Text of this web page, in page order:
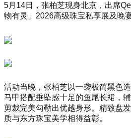
5月14日，张柏芝现身北京，出席
物有灵」2026高级珠宝私享展及晚宴
活动当晚，张柏芝以一袭极简黑色
马甲搭配垂坠感十足的鱼尾长裙，
剪裁完美勾勒出优越身形。精致盘
质与东方珠宝美学相得益彰。